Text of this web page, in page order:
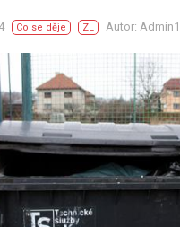
Co se děje ZL Autor: